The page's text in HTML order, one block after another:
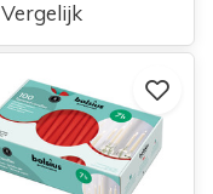
Vergelijk